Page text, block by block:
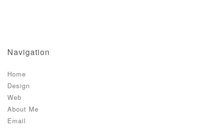
Navigation
Home
Design
Web
About Me
Email